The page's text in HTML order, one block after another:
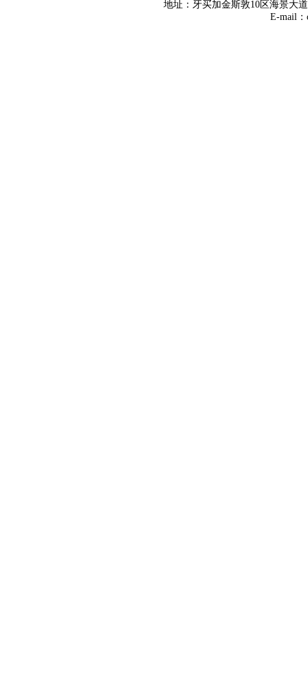
地址：牙买加金斯敦10区海景大道
E-mail：